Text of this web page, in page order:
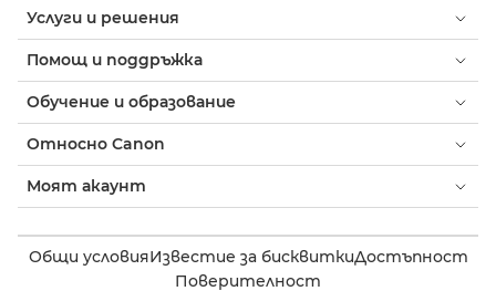
Услуги и решения
Помощ и поддръжка
Обучение и образование
Относно Canon
Моят акаунт
Общи условияИзвестие за бисквиткиДостъпност
Поверителност